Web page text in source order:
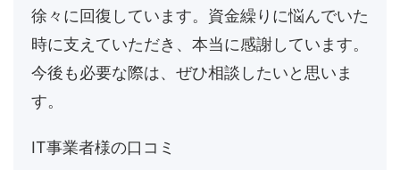
徐々に回復しています。資金繰りに悩んでいた
時に支えていただき、本当に感謝しています。
今後も必要な際は、ぜひ相談したいと思いま
す。
IT事業者様の口コミ